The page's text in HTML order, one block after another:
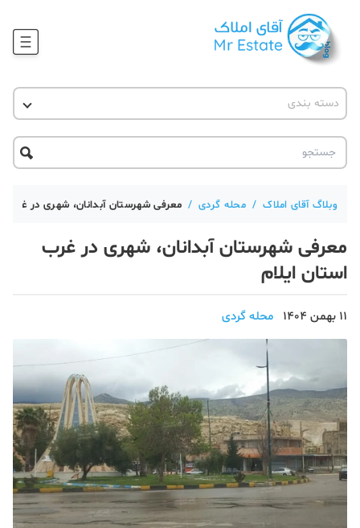
آموزش املاک
حقوقی
آکادمی
دسته بندی
آقای مشاور املاک
آکادمی آقای املاک
آموزش املاک
آموزش پلتفرم آقای املاک
اخبار مسکن
تحلیل مسکن
صنعت ساختمان
محله گردی
معماری
ملکی
وبلاگ آقای املاک / محله گردی / معرفی شهرستان آبدانان، شهری در غرب
معرفی شهرستان آبدانان، شهری در غرب
استان ایلام
11 بهمن 1404 محله گردی